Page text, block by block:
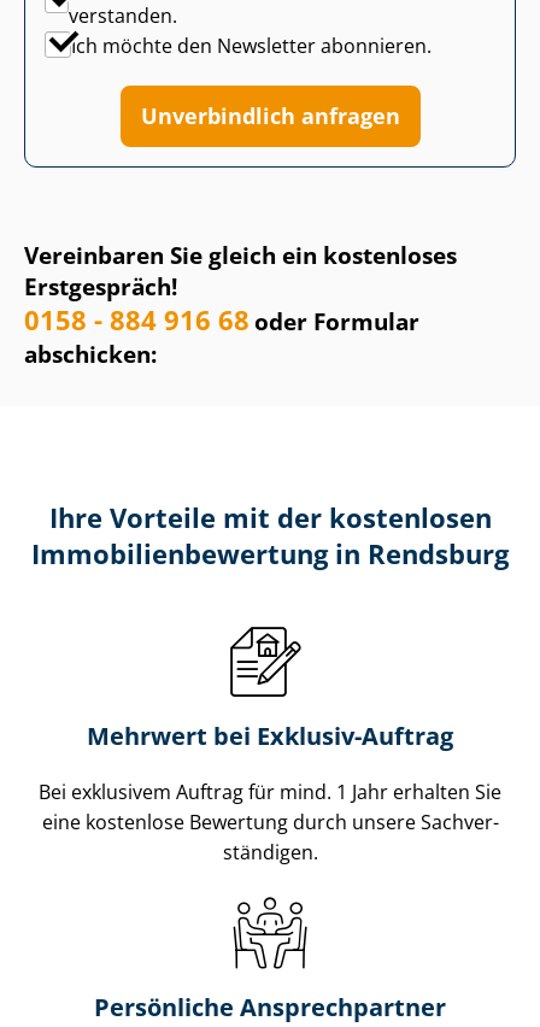
Vereinbaren Sie gleich ein kostenloses
Erstgespräch!
0158 - 884 916 68oder Formular
abschicken:
verstanden.
Ich möchte den Newsletter abonnieren.
Unverbindlich anfragen
Ihre Vorteile mit der kostenlosen
Im­mo­bi­li­en­be­wer­tung in Rendsburg
Mehrwert bei Exklusiv-Auftrag
Bei exklusivem Auftrag für mind. 1 Jahr erhalten Sie
eine kostenlose Bewertung durch unsere Sach­ver­
stän­di­gen.
Persönliche Ansprechpartner